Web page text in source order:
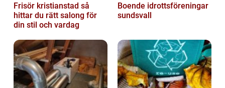
Frisör kristianstad så
hittar du rätt salong för
din stil och vardag
Boende idrottsföreningar
sundsvall